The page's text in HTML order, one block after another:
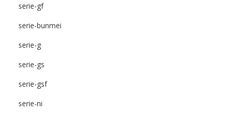
serie-gf
serie-bunmei
serie-g
serie-gs
serie-gsf
serie-ni